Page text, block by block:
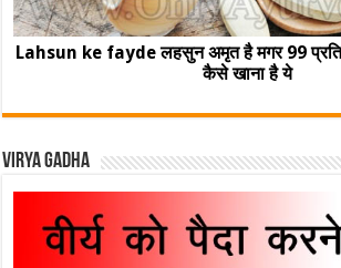
Lahsun ke fayde लहसुन अमृत है मगर 99
कैसे खाना है ये
Virya Gadha